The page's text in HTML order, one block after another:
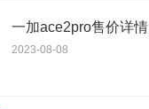
一加ace2pro售价详情
2023-08-08